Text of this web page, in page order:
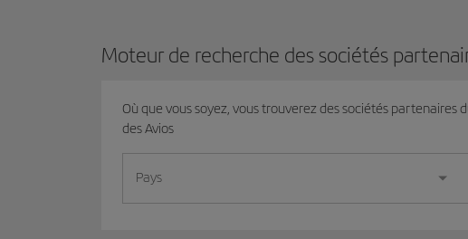
Moteur de recherche des sociétés
Où que vous soyez, vous trouverez des sociétés
des Avios
Pays